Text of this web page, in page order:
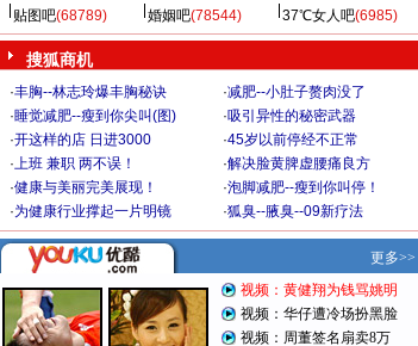
贴图吧(68789) 婚姻吧(78544) 37℃女人吧(6985)
搜狐商机
·丰胸--林志玲爆丰胸秘诀 ·减肥--小肚子赘肉没了
·睡觉减肥--瘦到你尖叫(图) ·吸引异性的秘密武器
·开这样的店 日进3000 ·45岁以前停经不正常
·上班 兼职 两不误！ ·解决脸黄脾虚腰痛良方
·健康与美丽完美展现！ ·泡脚减肥--瘦到你叫停！
·为健康行业撑起一片明镜 ·狐臭--腋臭--09新疗法